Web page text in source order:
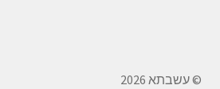
© עשבתא 2026